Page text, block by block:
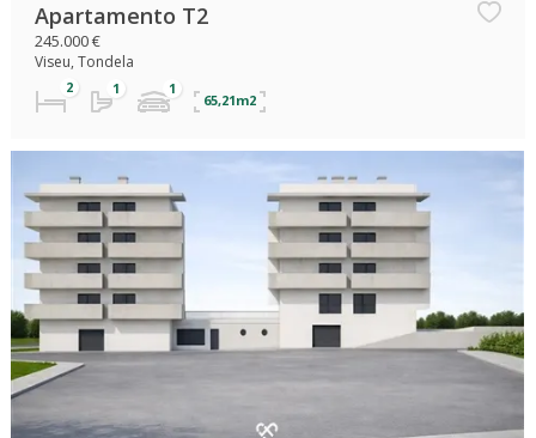
Apartamento T2
245.000 €
Viseu, Tondela
65,21m2